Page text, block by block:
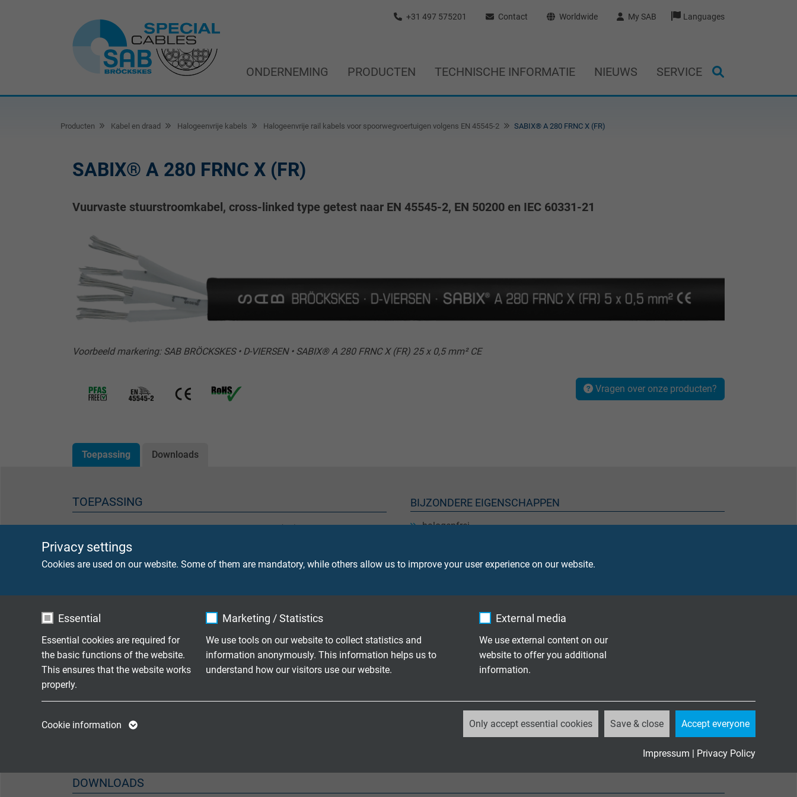
Privacy settings
Cookies are used on our website. Some of them are mandatory, while others allow us to improve your user experience on our website.
Essential
Essential cookies are required for
the basic functions of the website.
This ensures that the website works
properly.
Marketing / Statistics
We use tools on our website to collect statistics and
information anonymously. This information helps us to
understand how our visitors use our website.
External media
We use external content on our
website to offer you additional
information.
Cookie information Only accept essential cookies Save & close Accept everyone
Impressum | Privacy Policy
+31 497 575201 Contact Worldwide My SAB Languages
ONDERNEMING PRODUCTEN TECHNISCHE INFORMATIE NIEUWS SERVICE
Producten Kabel en draad Halogeenvrije kabels Halogeenvrije rail kabels voor spoorwegvoertuigen volgens EN 45545-2 SABIX® A 280 FRNC X (FR)
SABIX® A 280 FRNC X (FR)
Vuurvaste stuurstroomkabel, cross-linked type getest naar EN 45545-2, EN 50200 en IEC 60331-21
Voorbeeld markering: SAB BRÖCKSKES • D-VIERSEN • SABIX® A 280 FRNC X (FR) 25 x 0,5 mm² CE
Vragen over onze producten?
Toepassing Downloads
TOEPASSING
Die feuerfeste Steuerleitung SABIX A 280 FRNC X (FR) ist halogenfrei und
hat eine gute Ozonbeständigkeit, Öl- und Chemikalienbeständigkeit. Diese
vernetzte Type ist geprüft nach EN 45545-2, EN 50200 und IEC 60331-21
und ist speziell für den Einsatz in Schienenfahrzeugen geeignet.
BIJZONDERE EIGENSCHAPPEN
halogenfrei
feuerfest
gute Öl- und Chemikalienbeständigkeit
erfüllt die Brandschutzanforderungen R15 (EL1A)
nach EN 45545-2 für die Gefährdungsstufen HL1-3
EN 50200 PH 30 / IEC 60331-21
VERDERE INFORMATIE
DOWNLOADS